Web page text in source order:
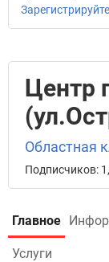
Центр
Областная
Подписчиков:
Главное
Услуги